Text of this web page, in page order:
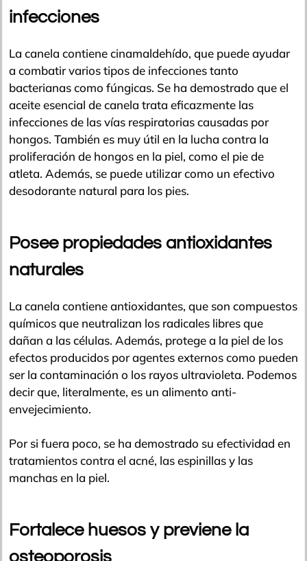
infecciones
La canela contiene cinamaldehído, que puede ayudar
a combatir varios tipos de infecciones tanto
bacterianas como fúngicas. Se ha demostrado que el
aceite esencial de canela trata eficazmente las
infecciones de las vías respiratorias causadas por
hongos. También es muy útil en la lucha contra la
proliferación de hongos en la piel, como el pie de
atleta. Además, se puede utilizar como un efectivo
desodorante natural para los pies.
Posee propiedades antioxidantes
naturales
La canela contiene antioxidantes, que son compuestos
químicos que neutralizan los radicales libres que
dañan a las células. Además, protege a la piel de los
efectos producidos por agentes externos como pueden
ser la contaminación o los rayos ultravioleta. Podemos
decir que, literalmente, es un alimento anti-
envejecimiento.
Por si fuera poco, se ha demostrado su efectividad en
tratamientos contra el acné, las espinillas y las
manchas en la piel.
Fortalece huesos y previene la
osteoporosis